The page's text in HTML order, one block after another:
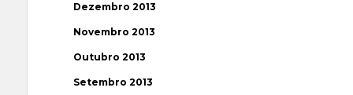
Dezembro 2013
Novembro 2013
Outubro 2013
Setembro 2013